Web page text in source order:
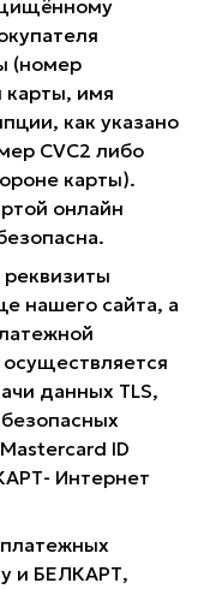
(номер
карты, имя
как указано
CVC2 либо
карты).
онлайн
нашего сайта, а
данных TLS,
ID
Интернет
и БЕЛКАРТ,